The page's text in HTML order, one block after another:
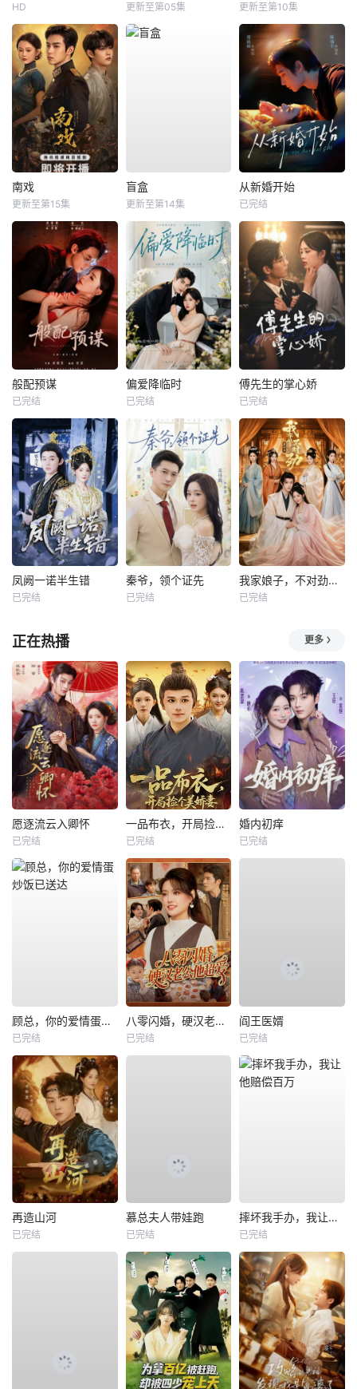
HD 更新至第05集 更新至第10集
南戏
更新至第15集
盲盒
更新至第14集
从新婚开始
已完结
般配预谋
已完结
偏爱降临时
已完结
傅先生的掌心娇
已完结
凤阙一诺半生错
已完结
秦爷，领个证先
已完结
我家娘子，不对劲第四季
已完结
正在热播 更多
愿逐流云入卿怀
已完结
一品布衣，开局捡个美娇妻
已完结
婚内初痒
已完结
顾总，你的爱情蛋炒饭已送达
已完结
八零闪婚，硬汉老公他超爱
已完结
阎王医婿
已完结
再造山河
已完结
慕总夫人带娃跑
已完结
摔坏我手办，我让他赔偿百万
已完结